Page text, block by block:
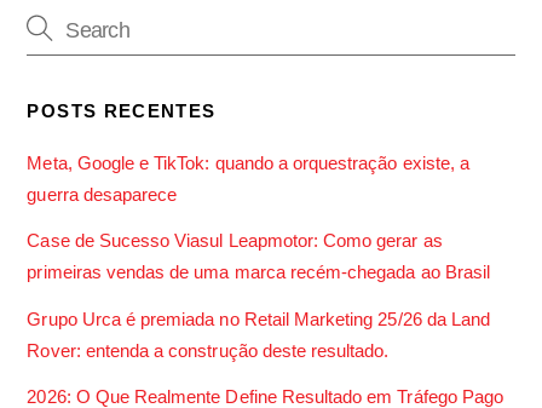
POSTS RECENTES
Meta, Google e TikTok: quando a orquestração existe, a
guerra desaparece
Case de Sucesso Viasul Leapmotor: Como gerar as
primeiras vendas de uma marca recém-chegada ao Brasil
Grupo Urca é premiada no Retail Marketing 25/26 da Land
Rover: entenda a construção deste resultado.
2026: O Que Realmente Define Resultado em Tráfego Pago